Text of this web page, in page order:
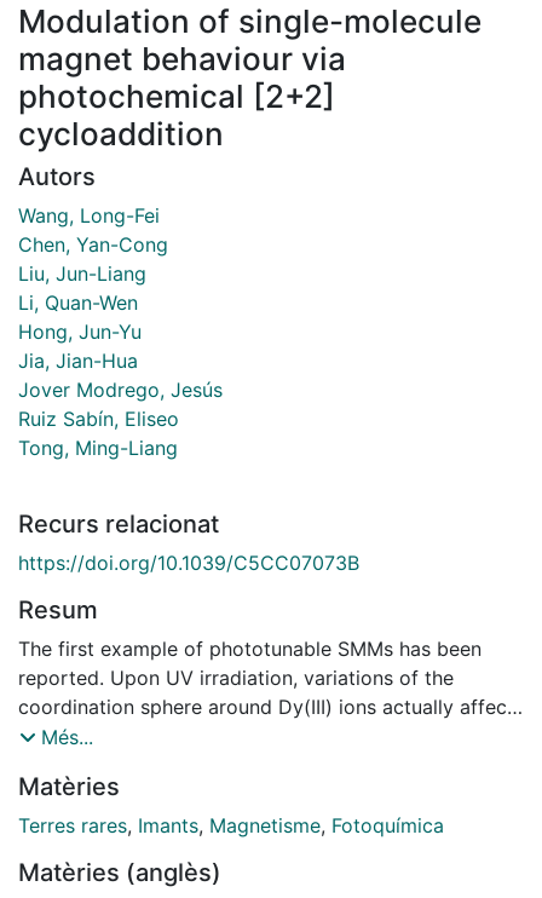
Modulation of single-molecule
magnet behaviour via
photochemical [2+2]
cycloaddition
Autors
Wang, Long-Fei
Chen, Yan-Cong
Liu, Jun-Liang
Li, Quan-Wen
Hong, Jun-Yu
Jia, Jian-Hua
Jover Modrego, Jesús
Ruiz Sabín, Eliseo
Tong, Ming-Liang
Recurs relacionat
https://doi.org/10.1039/C5CC07073B
Resum
The first example of phototunable SMMs has been
reported. Upon UV irradiation, variations of the
coordination sphere around Dy(III) ions actually affect
the magnetic behaviour of the compound via [2+2]
transformation from the SMM behaviour to a field-
induced slow relaxation.
Més...
Matèries
Terres rares, Imants, Magnetisme, Fotoquímica
Matèries (anglès)